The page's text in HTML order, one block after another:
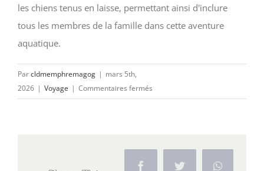
les chiens tenus en laisse, permettant ainsi d'inclure
tous les membres de la famille dans cette aventure
aquatique.
Parcldmemphremagog | mars 5th,
2026 | Voyage | Commentaires fermés
Parcs
FacebookTwitter